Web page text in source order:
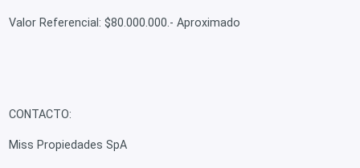
Valor Referencial: $80.000.000.- Aproximado
CONTACTO:
Miss Propiedades SpA